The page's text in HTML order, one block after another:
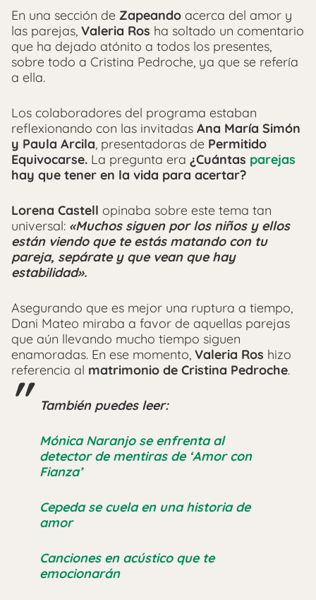
En una sección de Zapeando acerca del amor y
las parejas, Valeria Ros ha soltado un comentario
que ha dejado atónito a todos los presentes,
sobre todo a Cristina Pedroche, ya que se refería
a ella.
Los colaboradores del programa estaban
reflexionando con las invitadas Ana María Simón
y Paula Arcila, presentadoras de Permitido
Equivocarse. La pregunta era ¿Cuántas parejas
hay que tener en la vida para acertar?
Lorena Castell opinaba sobre este tema tan
universal: «Muchos siguen por los niños y ellos
están viendo que te estás matando con tu
pareja, sepárate y que vean que hay
estabilidad».
Asegurando que es mejor una ruptura a tiempo,
Dani Mateo miraba a favor de aquellas parejas
que aún llevando mucho tiempo siguen
enamoradas. En ese momento, Valeria Ros hizo
referencia al matrimonio de Cristina Pedroche.
También puedes leer:
Mónica Naranjo se enfrenta al
detector de mentiras de ‘Amor con
Fianza’
Cepeda se cuela en una historia de
amor
Canciones en acústico que te
emocionarán